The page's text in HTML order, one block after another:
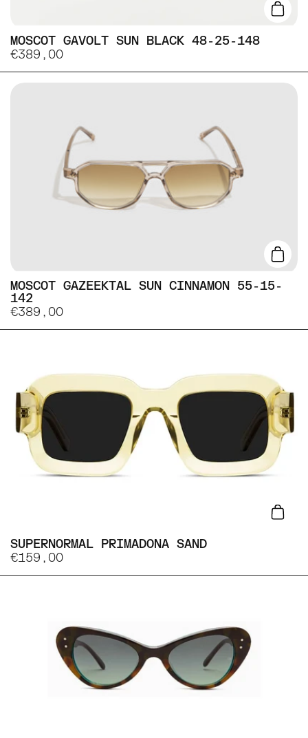
MOSCOT GAVOLT SUN BLACK 48-25-148
€389,00
MOSCOT GAZEEKTAL SUN CINNAMON 55-15-
142
€389,00
SUPERNORMAL PRIMADONA SAND
€159,00